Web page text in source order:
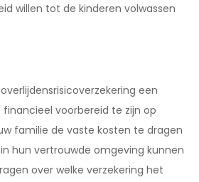
willen tot de kinderen volwassen
een
voorbereid te zijn op
familie de vaste kosten te dragen
hun vertrouwde omgeving kunnen
over welke verzekering het